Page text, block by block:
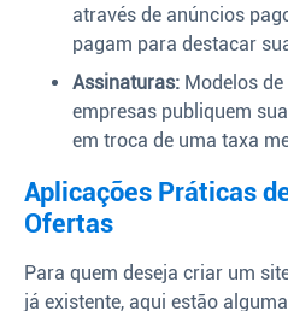
através de anúncios
pagam para destacar
Assinaturas: Modelos
empresas publiquem
em troca de uma taxa
Aplicações Práticas
Ofertas
Para quem deseja criar um
já existente, aqui estão